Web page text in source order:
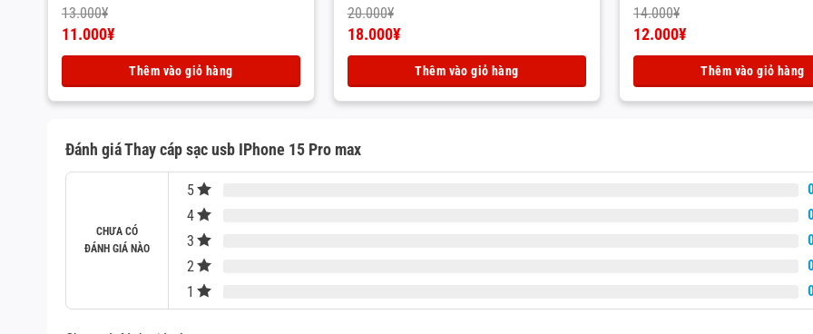
13.000¥
Giá
13.000¥.
11.000¥
tại
là:
Thêm vào giỏ hàng
20.000¥
Giá
20.000¥.
18.000¥
tại
là:
Thêm vào giỏ hàng
14.000¥
Giá
14.000¥.
12.000¥
tại
là:
Thêm vào giỏ hàng
Đánh giá Thay cáp sạc usb IPhone 15 Pro max
CHƯA CÓ
ĐÁNH GIÁ NÀO
5
4
3
2
1